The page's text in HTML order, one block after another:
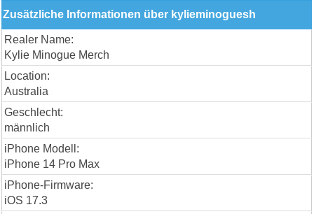
Zusätzliche Informationen über kylieminoguesh
Realer Name:
Kylie Minogue Merch
Location:
Australia
Geschlecht:
männlich
iPhone Modell:
iPhone 14 Pro Max
iPhone-Firmware:
iOS 17.3